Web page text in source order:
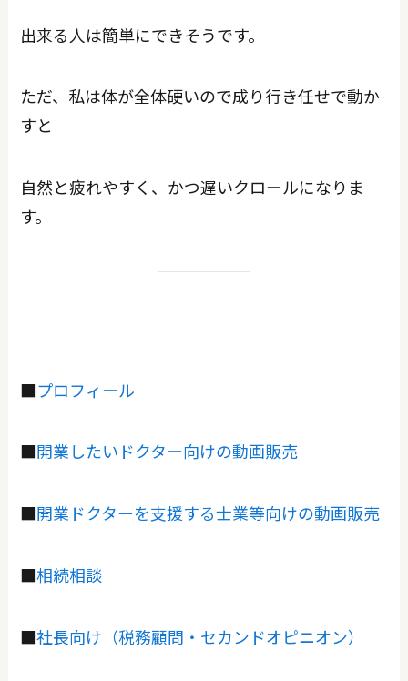
出来る人は簡単にできそうです。
ただ、私は体が全体硬いので成り行き任せで動か
すと
自然と疲れやすく、かつ遅いクロールになりま
す。
■プロフィール
■開業したいドクター向けの動画販売
■開業ドクターを支援する士業等向けの動画販売
■相続相談
■社長向け（税務顧問・セカンドオピニオン）